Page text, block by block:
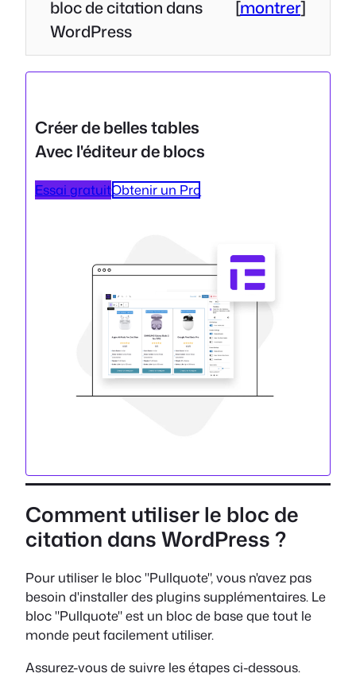
bloc de citation dans
WordPress
[montrer]
Créer de belles tables
Avec l'éditeur de blocs
Essai gratuitObtenir un Pro
Comment utiliser le bloc de
citation dans WordPress ?
Pour utiliser le bloc "Pullquote", vous n'avez pas
besoin d'installer des plugins supplémentaires. Le
bloc "Pullquote" est un bloc de base que tout le
monde peut facilement utiliser.
Assurez-vous de suivre les étapes ci-dessous.